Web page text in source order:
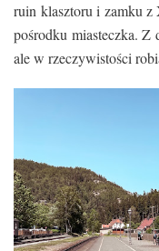
ruin klasztoru i zamku
pośrodku miasteczka. Z
ale w rzeczywistości